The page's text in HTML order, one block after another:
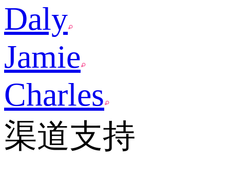
Daly
Jamie
Charles
渠道支持